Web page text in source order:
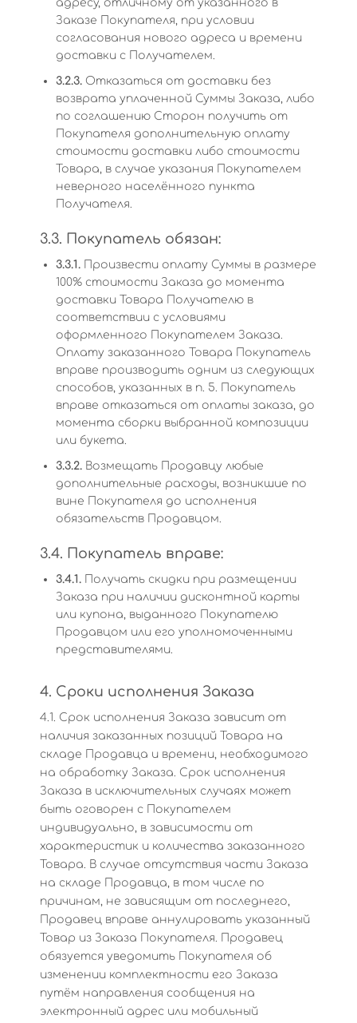
адресу, отличному от указанного в
Заказе Покупателя, при условии
согласования нового адреса и времени
доставки с Получателем.
3.2.3. Отказаться от доставки без
возврата уплаченной Суммы Заказа, либо
по соглашению Сторон получить от
Покупателя дополнительную оплату
стоимости доставки либо стоимости
Товара, в случае указания Покупателем
неверного населённого пункта
Получателя.
3.3. Покупатель обязан:
3.3.1. Произвести оплату Суммы в размере
100% стоимости Заказа до момента
доставки Товара Получателю в
соответствии с условиями
оформленного Покупателем Заказа.
Оплату заказанного Товара Покупатель
вправе производить одним из следующих
способов, указанных в п. 5. Покупатель
вправе отказаться от оплаты заказа, до
момента сборки выбранной композиции
или букета.
3.3.2. Возмещать Продавцу любые
дополнительные расходы, возникшие по
вине Покупателя до исполнения
обязательств Продавцом.
3.4. Покупатель вправе:
3.4.1. Получать скидки при размещении
Заказа при наличии дисконтной карты
или купона, выданного Покупателю
Продавцом или его уполномоченными
представителями.
4. Сроки исполнения Заказа
4.1. Срок исполнения Заказа зависит от
наличия заказанных позиций Товара на
складе Продавца и времени, необходимого
на обработку Заказа. Срок исполнения
Заказа в исключительных случаях может
быть оговорен с Покупателем
индивидуально, в зависимости от
характеристик и количества заказанного
Товара. В случае отсутствия части Заказа
на складе Продавца, в том числе по
причинам, не зависящим от последнего,
Продавец вправе аннулировать указанный
Товар из Заказа Покупателя. Продавец
обязуется уведомить Покупателя об
изменении комплектности его Заказа
путём направления сообщения на
электронный адрес или мобильный